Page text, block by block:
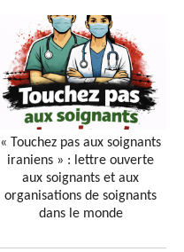
« Touchez pas aux soignants
iraniens » : lettre ouverte
aux soignants et aux
organisations de soignants
dans le monde